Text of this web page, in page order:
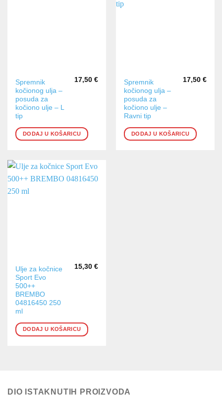
Spremnik
kočionog ulja –
posuda za
kočiono ulje – L
tip
17,50 €
DODAJ U KOŠARICU
Spremnik
kočionog ulja –
posuda za
kočiono ulje –
Ravni tip
17,50 €
DODAJ U KOŠARICU
Ulje za kočnice
Sport Evo
500++
BREMBO
04816450 250
ml
15,30 €
DODAJ U KOŠARICU
DIO ISTAKNUTIH PROIZVODA